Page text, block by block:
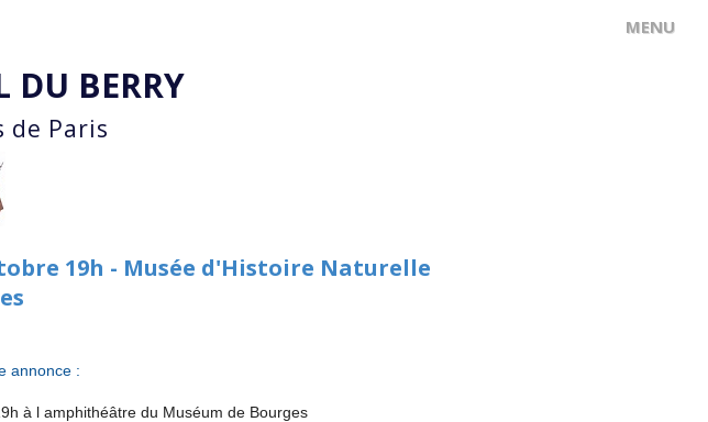
DU BERRY
de Paris
19h - Musée d'Histoire Naturelle
annonce :
à l amphithéâtre du Muséum de Bourges